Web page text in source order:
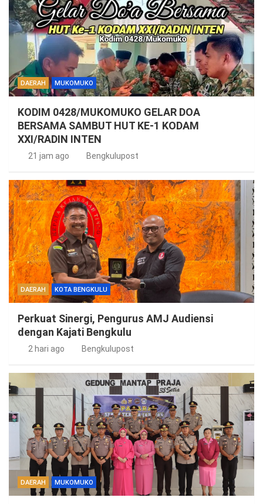
DAERAH MUKOMUKO
KODIM 0428/MUKOMUKO GELAR DOA
BERSAMA SAMBUT HUT KE-1 KODAM
XXI/RADIN INTEN
21 jam ago Bengkulupost
DAERAH KOTA BENGKULU
Perkuat Sinergi, Pengurus AMJ Audiensi
dengan Kajati Bengkulu
2 hari ago Bengkulupost
DAERAH MUKOMUKO